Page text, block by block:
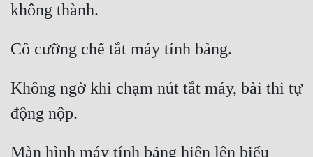
Đô Thị
Đồng Nhân
Cẩu Đạo Trường Sinh
không thành.
Cô cưỡng chế tắt máy tính bảng.
Không ngờ khi chạm nút tắt máy, bài thi tự
động nộp.
Màn hình máy tính bảng hiện lên biểu